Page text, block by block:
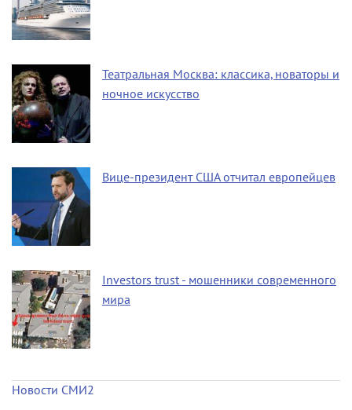
Театральная Москва: классика, новаторы и
ночное искусство
Вице-президент США отчитал европейцев
Investors trust - мошенники современного
мира
Новости СМИ2